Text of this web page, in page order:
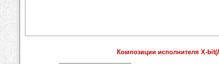
Композиции исполнителя X-